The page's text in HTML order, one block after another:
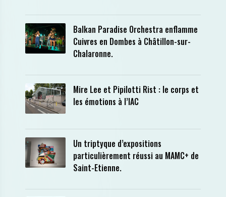
Balkan Paradise Orchestra enflamme
Cuivres en Dombes à Châtillon-sur-
Chalaronne.
Mire Lee et Pipilotti Rist : le corps et
les émotions à l’IAC
Un triptyque d’expositions
particulièrement réussi au MAMC+ de
Saint-Etienne.